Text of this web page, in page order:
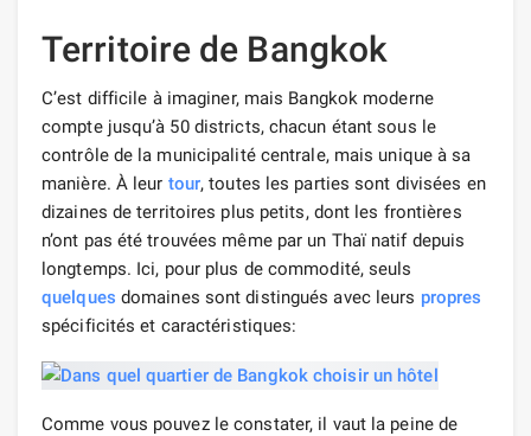
Territoire de Bangkok
C’est difficile à imaginer, mais Bangkok moderne
compte jusqu’à 50 districts, chacun étant sous le
contrôle de la municipalité centrale, mais unique à sa
manière. À leur tour, toutes les parties sont divisées en
dizaines de territoires plus petits, dont les frontières
n’ont pas été trouvées même par un Thaï natif depuis
longtemps. Ici, pour plus de commodité, seuls
quelques domaines sont distingués avec leurs propres
spécificités et caractéristiques:
Comme vous pouvez le constater, il vaut la peine de